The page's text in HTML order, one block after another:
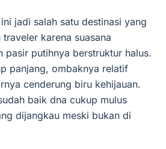
jadi salah satu destinasi yang
karena suasana
pasir putihnya berstruktur halus.
panjang, ombaknya relatif
cenderung biru kehijauan.
baik dna cukup mulus
dijangkau meski bukan di